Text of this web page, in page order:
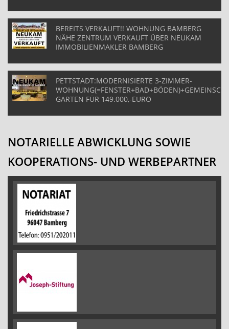
BEREITS VERKAUFT!! WOHNUNG BAMBERG
NÄHE ZENTRUM VERKAUFT ÜBER NEUKAM
IMMOBILIENMAKLER BAMBERG
PETTSTADT:MODERNISIERTE 3-ZIMMER-
GARTEN FÜR 149.000,-EURO
NOTARIELLE ABWICKLUNG SOWIE
KOOPERATIONS- UND WERBEPARTNER